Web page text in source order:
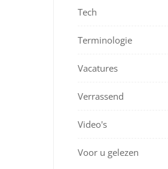
Tech
Terminologie
Vacatures
Verrassend
Video's
Voor u gelezen